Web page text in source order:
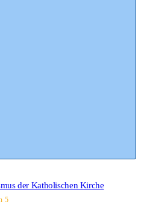
der Katholischen Kirche
5